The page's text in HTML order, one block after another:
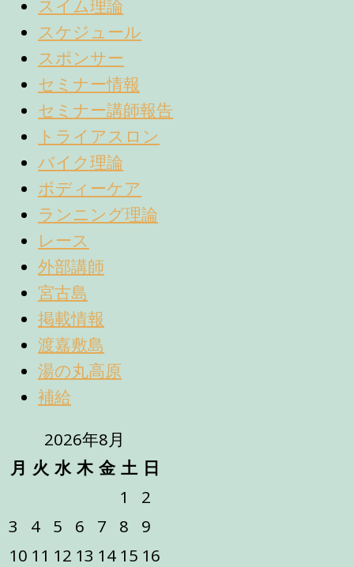
スイム理論
スケジュール
スポンサー
セミナー情報
セミナー講師報告
トライアスロン
バイク理論
ボディーケア
ランニング理論
レース
外部講師
宮古島
掲載情報
渡嘉敷島
湯の丸高原
補給
2026年8月
月 火 水 木 金 土 日
1
2
3
4 5 6 7 8
9
10 11 12 13 14 15 16